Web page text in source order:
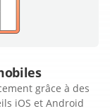
grâce à des
iOS et Android